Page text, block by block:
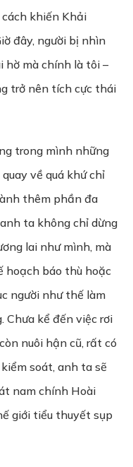
khiến Khải
đây, người bị nhìn
hờ mà chính là tôi –
trở nên tích cực thái
trong mình những
về quá khứ chỉ
thêm phần đa
ta không chỉ dừng
lai như mình, mà
hoạch báo thù hoặc
người như thế làm
Chưa kể đến việc rơi
nuôi hận cũ, rất có
soát, anh ta sẽ
nam chính Hoài
giới tiểu thuyết sụp